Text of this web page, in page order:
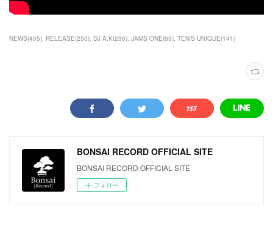
NEWS(405) RELEASE(250) DJ A.K(236) JAMS ONE(63) TEN'S UNIQUE(141)
BONSAI RECORD OFFICIAL SITE
BONSAI RECORD OFFICIAL SITE
フォロー